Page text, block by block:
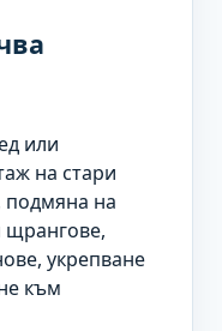
или
на стари
на
щрангове,
укрепване
към